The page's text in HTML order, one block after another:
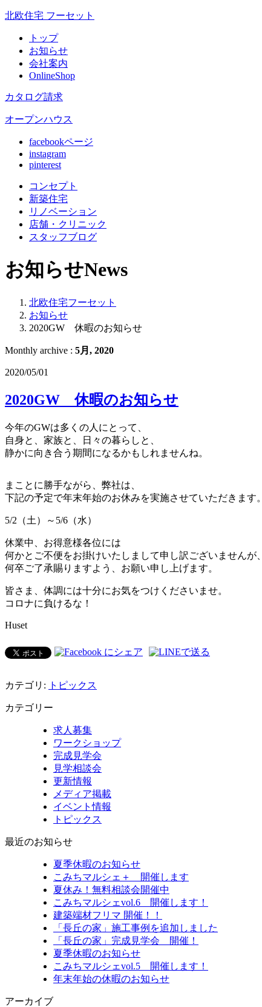
北欧住宅 フーセット
トップ
お知らせ
会社案内
OnlineShop
カタログ請求
オープンハウス
facebookページ
instagram
pinterest
コンセプト
新築住宅
リノベーション
店舗 ・クリニック
スタッフブログ
お知らせNews
北欧住宅フーセット
お知らせ
2020GW 休暇のお知らせ
Monthly archive : 5月, 2020
2020/05/01
2020GW 休暇のお知らせ
今年のGWは多くの人にとって、
自身と、家族と、日々の暮らしと、
静かに向き合う期間になるかもしれませんね。
まことに勝手ながら、弊社は、
下記の予定で年末年始のお休みを実施させていただきます。
5/2（土）～5/6（水）
休業中、お得意様各位には
何かとご不便をお掛けいたしまして申し訳ございませんが、
何卒ご了承賜りますよう、お願い申し上げます。
皆さま、体調には十分にお気をつけくださいませ。
コロナに負けるな！
Huset
カテゴリ: トピックス
カテゴリー
求人募集
ワークショップ
完成見学会
見学相談会
更新情報
メディア掲載
イベント情報
トピックス
最近のお知らせ
夏季休暇のお知らせ
こみちマルシェ＋ 開催します
夏休み！無料相談会開催中
こみちマルシェvol.6 開催します！
建築端材フリマ 開催！！
「長丘の家」施工事例を追加しました
「長丘の家」完成見学会 開催！
夏季休暇のお知らせ
こみちマルシェvol.5 開催します！
年末年始の休暇のお知らせ
アーカイブ